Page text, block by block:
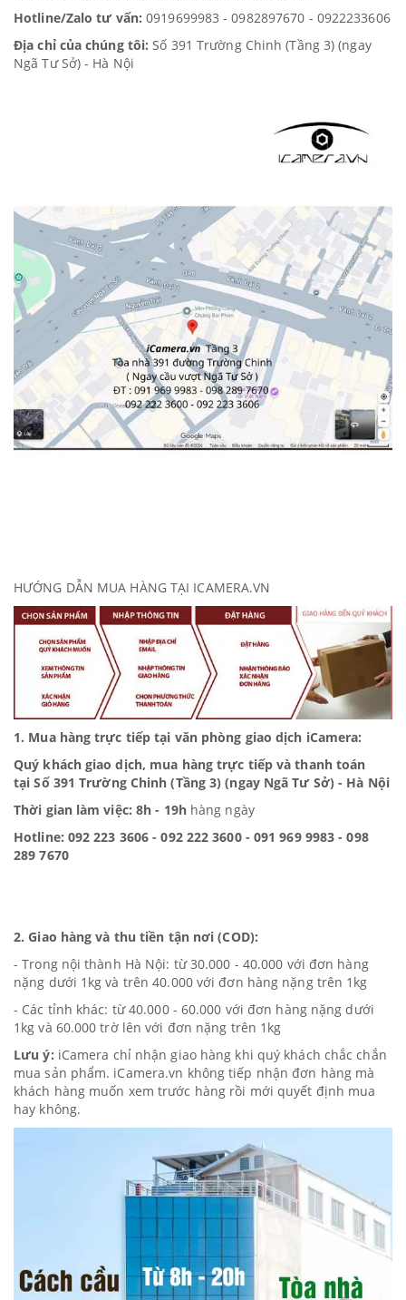
Hotline/Zalo tư vấn: 0919699983 - 0982897670 - 0922233606
Địa chỉ của chúng tôi:Số 391 Trường Chinh (Tầng 3) (ngay
Ngã Tư Sở) - Hà Nội
HƯỚNG DẪN MUA HÀNG TẠI ICAMERA.VN
1. Mua hàng trực tiếp tại văn phòng giao dịch iCamera:
Quý khách giao dịch, mua hàng trực tiếp và thanh toán
tại Số 391 Trường Chinh (Tầng 3) (ngay Ngã Tư Sở) - Hà Nội
Thời gian làm việc: 8h - 19hhàng ngày
Hotline: 092 223 3606 - 092 222 3600 - 091 969 9983 - 098
289 7670
2. Giao hàng và thu tiền tận nơi (COD):
- Trong nội thành Hà Nội: từ 30.000 - 40.000 với đơn hàng
nặng dưới 1kg và trên 40.000 với đơn hàng nặng trên 1kg
- Các tỉnh khác: từ 40.000 - 60.000 với đơn hàng nặng dưới
1kg và 60.000 trờ lên với đơn nặng trên 1kg
Lưu ý: iCamera chỉ nhận giao hàng khi quý khách chắc chắn
mua sản phẩm. iCamera.vn không tiếp nhận đơn hàng mà
khách hàng muốn xem trước hàng rồi mới quyết định mua
hay không.